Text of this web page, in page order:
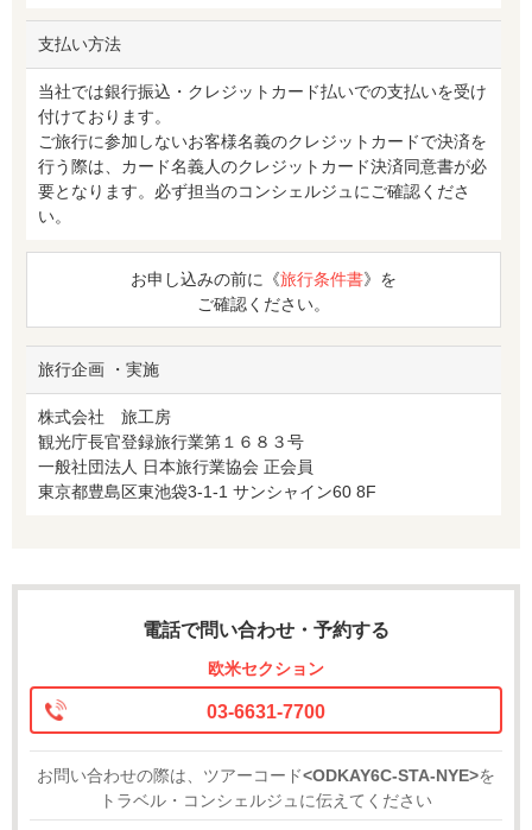
支払い方法
当社では銀行振込・クレジットカード払いでの支払いを受け
付けております。
ご旅行に参加しないお客様名義のクレジットカードで決済を
行う際は、カード名義人のクレジットカード決済同意書が必
要となります。必ず担当のコンシェルジュにご確認くださ
い。
お申し込みの前に《旅行条件書》を
ご確認ください。
旅行企画 ・実施
株式会社 旅工房
観光庁長官登録旅行業第１６８３号
一般社団法人 日本旅行業協会 正会員
東京都豊島区東池袋3-1-1 サンシャイン60 8F
電話で問い合わせ・予約する
欧米セクション
03-6631-7700
お問い合わせの際は、ツアーコード<ODKAY6C-STA-NYE>を
トラベル・コンシェルジュに伝えてください